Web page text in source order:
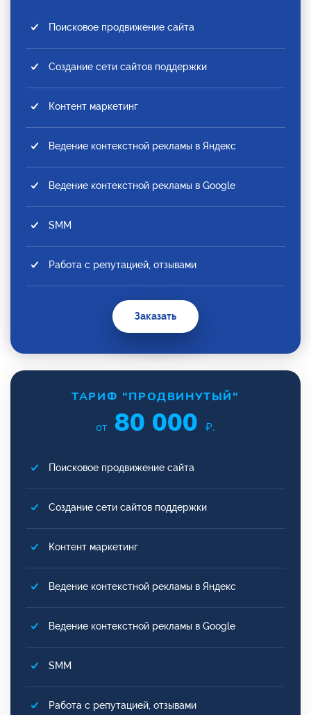
Поисковое продвижение сайта
Создание сети сайтов поддержки
Контент маркетинг
Ведение контекстной рекламы в Яндекс
Ведение контекстной рекламы в Google
SMM
Работа с репутацией, отзывами
Заказать
ТАРИФ "ПРОДВИНУТЫЙ"
от 80 000 ₽.
Поисковое продвижение сайта
Создание сети сайтов поддержки
Контент маркетинг
Ведение контекстной рекламы в Яндекс
Ведение контекстной рекламы в Google
SMM
Работа с репутацией, отзывами